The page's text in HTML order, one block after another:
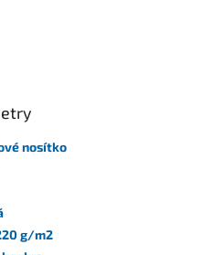
nosítko
g/m2